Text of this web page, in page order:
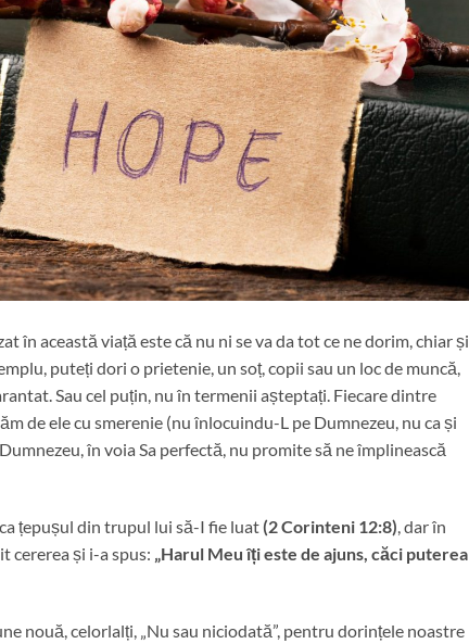
în această viață este că nu ni se va da tot ce ne dorim, chiar și
puteți dori o prietenie, un soț, copii sau un loc de muncă,
Sau cel puțin, nu în termenii așteptați. Fiecare dintre
de ele cu smerenie (nu înlocuindu-L pe Dumnezeu, nu ca și
în voia Sa perfectă, nu promite să ne împlinească
țepușul din trupul lui să-I fie luat (2 Corinteni 12:8), dar în
cererea și i-a spus: „Harul Meu îți este de ajuns, căci puterea
nouă, celorlalți, „Nu sau niciodată”, pentru dorințele noastre